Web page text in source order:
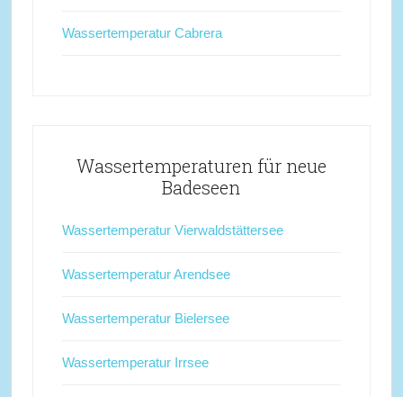
Wassertemperatur Cabrera
Wassertemperaturen für neue
Badeseen
Wassertemperatur Vierwaldstättersee
Wassertemperatur Arendsee
Wassertemperatur Bielersee
Wassertemperatur Irrsee